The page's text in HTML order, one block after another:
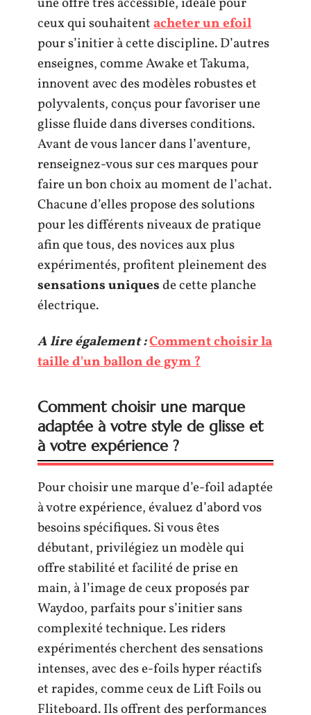
ceux qui souhaitentacheter un efoil
pour s’initier à cette discipline. D’autres
enseignes, comme Awake et Takuma,
innovent avec des modèles robustes et
polyvalents, conçus pour favoriser une
glisse fluide dans diverses conditions.
Avant de vous lancer dans l’aventure,
renseignez-vous sur ces marques pour
faire un bon choix au moment de l’achat.
Chacune d’elles propose des solutions
pour les différents niveaux de pratique
afin que tous, des novices aux plus
expérimentés, profitent pleinement des
sensations uniquesde cette planche
électrique.
A lire également :Comment choisir la
taille d'un ballon de gym ?
Comment choisir une marque
adaptée à votre style de glisse et
à votre expérience ?
Pour choisir une marque d’e-foil adaptée
à votre expérience, évaluez d’abord vos
besoins spécifiques. Si vous êtes
débutant, privilégiez un modèle qui
offre stabilité et facilité de prise en
main, à l’image de ceux proposés par
Waydoo, parfaits pour s’initier sans
complexité technique. Les riders
expérimentés cherchent des sensations
intenses, avec des e-foils hyper réactifs
et rapides, comme ceux de Lift Foils ou
Fliteboard. Ils offrent des performances